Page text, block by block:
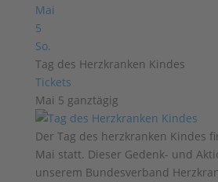
Mai
5
So.
Tag des Herzkranken Kindes
Tickets
Mai 5 ganztägig
Der Tag des herzkranken Kindes
Mai statt. Dieser Gedenk- und
unserem Bundesverband